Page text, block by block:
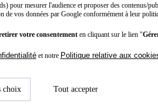
pour mesurer l'audience et proposer des contenus/
de vos données par Google conformément à leur
votre consentementen cliquant sur le lien "
et notre Politique relative aux
choix Tout accepter